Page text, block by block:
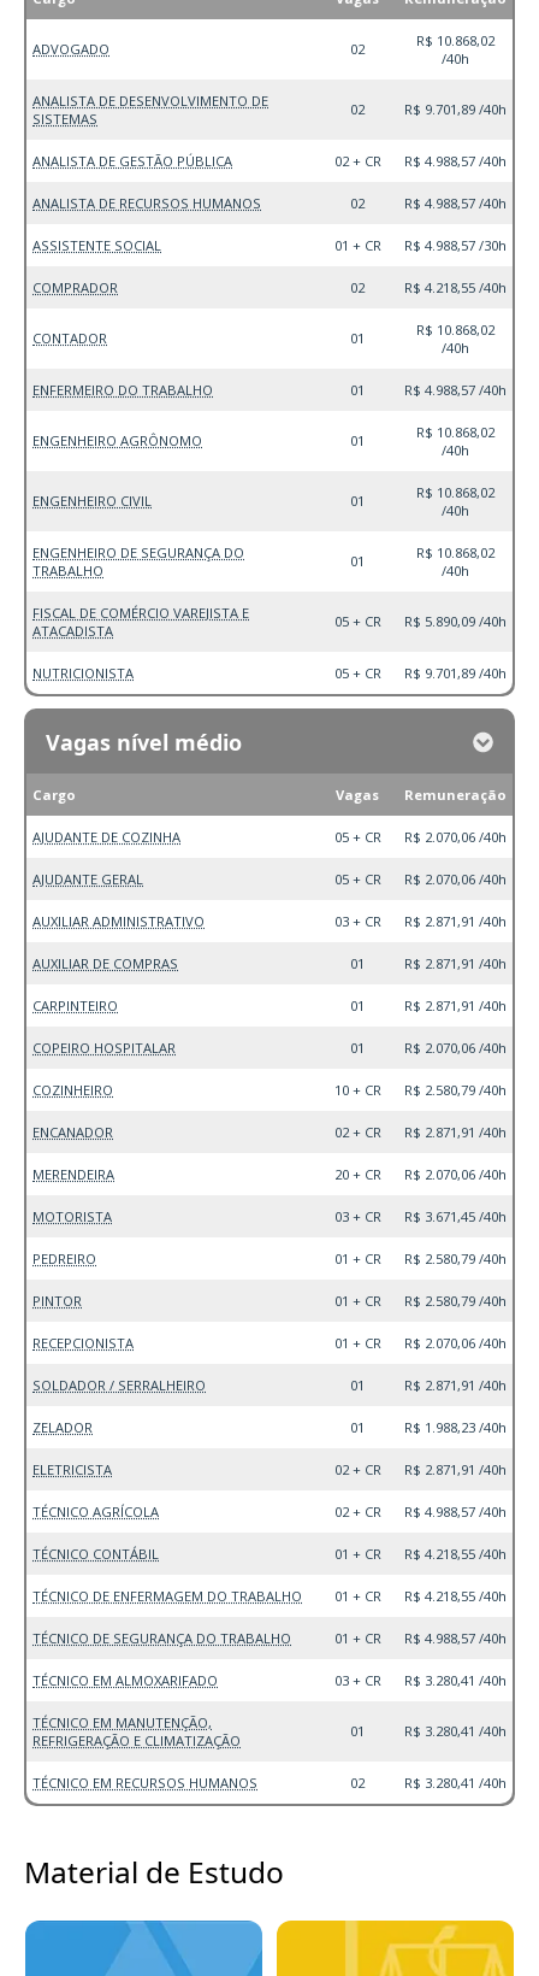
ADVOGADO 02
R$ 10.868,02
/40h
ANALISTA DE DESENVOLVIMENTO DE
SISTEMAS
02 R$ 9.701,89 /40h
ANALISTA DE GESTÃO PÚBLICA 02 + CR R$ 4.988,57 /40h
ANALISTA DE RECURSOS HUMANOS 02 R$ 4.988,57 /40h
ASSISTENTE SOCIAL 01 + CR R$ 4.988,57 /30h
COMPRADOR 02 R$ 4.218,55 /40h
CONTADOR 01
R$ 10.868,02
/40h
ENFERMEIRO DO TRABALHO 01 R$ 4.988,57 /40h
ENGENHEIRO AGRÔNOMO 01
R$ 10.868,02
/40h
ENGENHEIRO CIVIL 01
R$ 10.868,02
/40h
ENGENHEIRO DE SEGURANÇA DO
TRABALHO
01
R$ 10.868,02
/40h
FISCAL DE COMÉRCIO VAREJISTA E
ATACADISTA
05 + CR R$ 5.890,09 /40h
NUTRICIONISTA 05 + CR R$ 9.701,89 /40h
Vagas nível médio
Cargo Vagas Remuneração
AJUDANTE DE COZINHA 05 + CR R$ 2.070,06 /40h
AJUDANTE GERAL 05 + CR R$ 2.070,06 /40h
AUXILIAR ADMINISTRATIVO 03 + CR R$ 2.871,91 /40h
AUXILIAR DE COMPRAS 01 R$ 2.871,91 /40h
CARPINTEIRO 01 R$ 2.871,91 /40h
COPEIRO HOSPITALAR 01 R$ 2.070,06 /40h
COZINHEIRO 10 + CR R$ 2.580,79 /40h
ENCANADOR 02 + CR R$ 2.871,91 /40h
MERENDEIRA 20 + CR R$ 2.070,06 /40h
MOTORISTA 03 + CR R$ 3.671,45 /40h
PEDREIRO 01 + CR R$ 2.580,79 /40h
PINTOR 01 + CR R$ 2.580,79 /40h
RECEPCIONISTA 01 + CR R$ 2.070,06 /40h
SOLDADOR / SERRALHEIRO 01 R$ 2.871,91 /40h
ZELADOR 01 R$ 1.988,23 /40h
ELETRICISTA 02 + CR R$ 2.871,91 /40h
TÉCNICO AGRÍCOLA 02 + CR R$ 4.988,57 /40h
TÉCNICO CONTÁBIL 01 + CR R$ 4.218,55 /40h
TÉCNICO DE ENFERMAGEM DO TRABALHO 01 + CR R$ 4.218,55 /40h
TÉCNICO DE SEGURANÇA DO TRABALHO 01 + CR R$ 4.988,57 /40h
TÉCNICO EM ALMOXARIFADO 03 + CR R$ 3.280,41 /40h
TÉCNICO EM MANUTENÇÃO,
REFRIGERAÇÃO E CLIMATIZAÇÃO
01 R$ 3.280,41 /40h
TÉCNICO EM RECURSOS HUMANOS 02 R$ 3.280,41 /40h
Material de Estudo